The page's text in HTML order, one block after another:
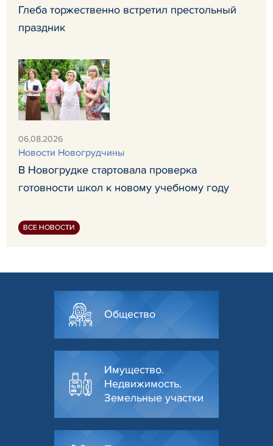
Глеба торжественно встретил престольный
праздник
06.08.2026
Новости Новогрудчины
В Новогрудке стартовала проверка
готовности школ к новому учебному году
ВСЕ НОВОСТИ
Общество
Имущество.
Недвижимость.
Земельные участки